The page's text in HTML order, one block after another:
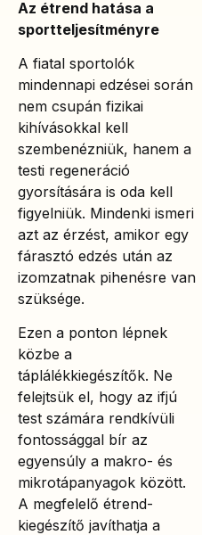
Az étrend hatása a
sportteljesítményre
A fiatal sportolók
mindennapi edzései során
nem csupán fizikai
kihívásokkal kell
szembenézniük, hanem a
testi regeneráció
gyorsítására is oda kell
figyelniük. Mindenki ismeri
azt az érzést, amikor egy
fárasztó edzés után az
izomzatnak pihenésre van
szüksége.
Ezen a ponton lépnek
közbe a
táplálékkiegészítők. Ne
felejtsük el, hogy az ifjú
test számára rendkívüli
fontossággal bír az
egyensúly a makro- és
mikrotápanyagok között.
A megfelelő étrend-
kiegészítő javíthatja a